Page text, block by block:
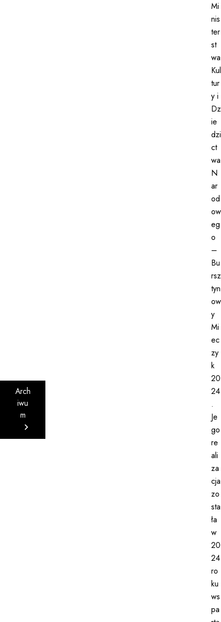
Arch
iwu
m
Mi
nis
ter
st
wa
Kul
tur
y i
Dz
ie
dzi
ct
wa
N
ar
od
ow
eg
o
–
Bu
rsz
tyn
ow
y
Mi
ec
zy
k
20
24
.
Je
go
re
ali
za
cja
zo
sta
ła
w
20
24
ro
ku
ws
pa